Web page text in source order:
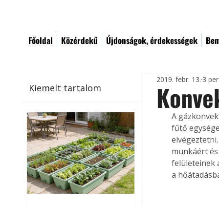
Főoldal Közérdekű Újdonságok, érdekességek
Kiemelt tartalom
2019. febr. 13. 3
A
fűtő
munkáért
felületeinek
a